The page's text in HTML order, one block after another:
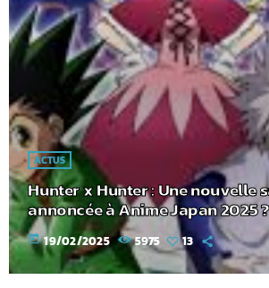
ACTUS
Hunter x Hunter : Une nouvelle
annoncée à Anime Japan 2025 ?
today 19/02/2025 5975 13